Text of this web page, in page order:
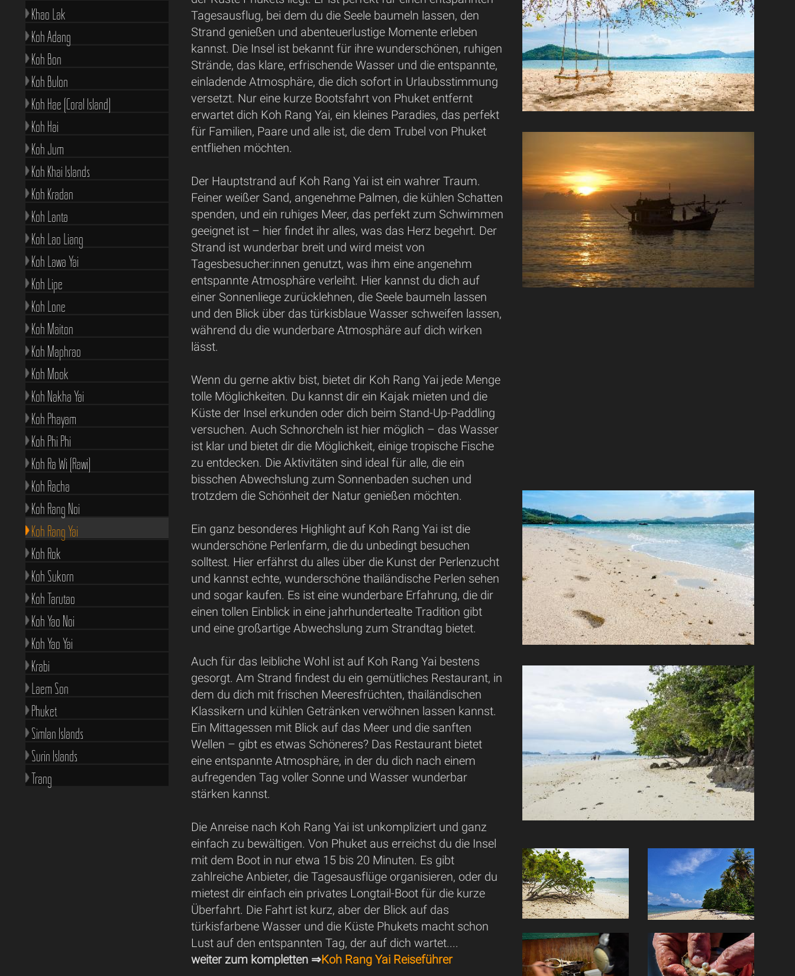
Tagesausflug, bei dem du die Seele baumeln lassen, den
Strand genießen und abenteuerlustige Momente erleben
kannst. Die Insel ist bekannt für ihre wunderschönen, ruhigen
Strände, das klare, erfrischende Wasser und die entspannte,
einladende Atmosphäre, die dich sofort in Urlaubsstimmung
versetzt. Nur eine kurze Bootsfahrt von Phuket entfernt
erwartet dich Koh Rang Yai, ein kleines Paradies, das perfekt
für Familien, Paare und alle ist, die dem Trubel von Phuket
entfliehen möchten.
Der Hauptstrand auf Koh Rang Yai ist ein wahrer Traum.
Feiner weißer Sand, angenehme Palmen, die kühlen Schatten
spenden, und ein ruhiges Meer, das perfekt zum Schwimmen
geeignet ist – hier findet ihr alles, was das Herz begehrt. Der
Strand ist wunderbar breit und wird meist von
Tagesbesucher:innen genutzt, was ihm eine angenehm
entspannte Atmosphäre verleiht. Hier kannst du dich auf
einer Sonnenliege zurücklehnen, die Seele baumeln lassen
und den Blick über das türkisblaue Wasser schweifen lassen,
während du die wunderbare Atmosphäre auf dich wirken
lässt.
Wenn du gerne aktiv bist, bietet dir Koh Rang Yai jede Menge
tolle Möglichkeiten. Du kannst dir ein Kajak mieten und die
Küste der Insel erkunden oder dich beim Stand-Up-Paddling
versuchen. Auch Schnorcheln ist hier möglich – das Wasser
ist klar und bietet dir die Möglichkeit, einige tropische Fische
zu entdecken. Die Aktivitäten sind ideal für alle, die ein
bisschen Abwechslung zum Sonnenbaden suchen und
trotzdem die Schönheit der Natur genießen möchten.
Ein ganz besonderes Highlight auf Koh Rang Yai ist die
wunderschöne Perlenfarm, die du unbedingt besuchen
solltest. Hier erfährst du alles über die Kunst der Perlenzucht
und kannst echte, wunderschöne thailändische Perlen sehen
und sogar kaufen. Es ist eine wunderbare Erfahrung, die dir
einen tollen Einblick in eine jahrhundertealte Tradition gibt
und eine großartige Abwechslung zum Strandtag bietet.
Auch für das leibliche Wohl ist auf Koh Rang Yai bestens
gesorgt. Am Strand findest du ein gemütliches Restaurant, in
dem du dich mit frischen Meeresfrüchten, thailändischen
Klassikern und kühlen Getränken verwöhnen lassen kannst.
Ein Mittagessen mit Blick auf das Meer und die sanften
Wellen – gibt es etwas Schöneres? Das Restaurant bietet
eine entspannte Atmosphäre, in der du dich nach einem
aufregenden Tag voller Sonne und Wasser wunderbar
stärken kannst.
Die Anreise nach Koh Rang Yai ist unkompliziert und ganz
einfach zu bewältigen. Von Phuket aus erreichst du die Insel
mit dem Boot in nur etwa 15 bis 20 Minuten. Es gibt
zahlreiche Anbieter, die Tagesausflüge organisieren, oder du
mietest dir einfach ein privates Longtail-Boot für die kurze
Überfahrt. Die Fahrt ist kurz, aber der Blick auf das
türkisfarbene Wasser und die Küste Phukets macht schon
Lust auf den entspannten Tag, der auf dich wartet....
weiter zum kompletten ⇒Koh Rang Yai Reiseführer
Khao Lak
Koh Adang
Koh Bon
Koh Bulon
Koh Hae (Coral Island)
Koh Hai
Koh Jum
Koh Khai Islands
Koh Kradan
Koh Lanta
Koh Lao Liang
Koh Lawa Yai
Koh Lipe
Koh Lone
Koh Maiton
Koh Maphrao
Koh Mook
Koh Nakha Yai
Koh Phayam
Koh Phi Phi
Koh Ra Wi (Rawi)
Koh Racha
Koh Rang Noi
Koh Rang Yai
Koh Rok
Koh Sukorn
Koh Tarutao
Koh Yao Noi
Koh Yao Yai
Krabi
Laem Son
Phuket
Simlan Islands
Surin Islands
Trang